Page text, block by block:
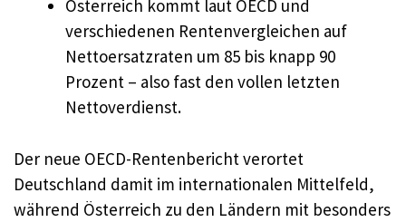
Österreich kommt laut OECD und
verschiedenen Rentenvergleichen auf
Nettoersatzraten um 85 bis knapp 90
Prozent – also fast den vollen letzten
Nettoverdienst.
Der neue OECD-Rentenbericht verortet
Deutschland damit im internationalen Mittelfeld,
während Österreich zu den Ländern mit besonders